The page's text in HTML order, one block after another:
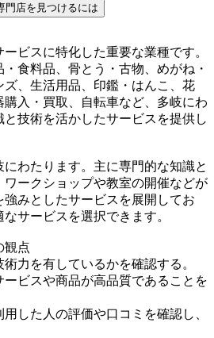
門店を見つけるには
ビスに特化した重要な業種です。
食料品、骨とう・古物、めがね・
、生活用品、印鑑・はんこ、花
購入・買取、自転車など、多岐にわ
技術を活かしたサービスを提供し
わたります。主に専門的な知識と
ークショップや教室の開催などが
みとしたサービスを展開してお
サービスを選択できます。
観点
力を有しているかを確認する。
ビスや商品が高品質であることを
した人の評価や口コミを確認し、